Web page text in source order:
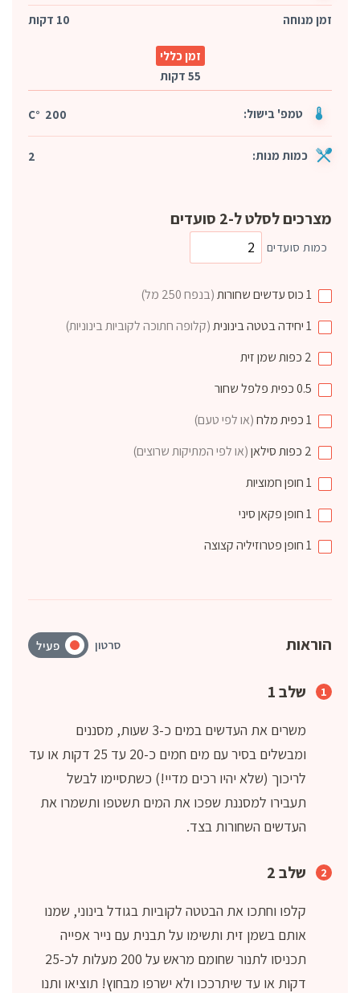
זמן מנוחה 10 דקות
זמן כללי
55 דקות
טמפ' בישול: 200 °C
כמות מנות: 2
מצרכים לסלט ל-2 סועדים
כמות סועדים
1כוסעדשים שחורות(בנפח 250 מל)
1יחידהבטטה בינונית(קלופה חתוכה לקוביות בינוניות)
2 כפותשמן זית
0.5כפיתפלפל שחור
1כפיתמלח(או לפי טעם)
2 כפותסילאן(או לפי המתיקות שרוצים)
1חופןחמוציות
1חופןפקאן סיני
1חופןפטרוזיליה קצוצה
הוראות סרטון פעיל
שלב 1
משרים את העדשים במים כ-3 שעות, מסננים
ומבשלים בסיר עם מים חמים כ-20 עד 25 דקות או עד
לריכוך (שלא יהיו רכים מדיי!) כשתסיימו לבשל
תעבירו למסננת שפכו את המים תשטפו ותשמרו את
העדשים השחורות בצד.
שלב 2
קלפו וחתכו את הבטטה לקוביות בגודל בינוני, שמנו
אותם בשמן זית ותשימו על תבנית עם נייר אפייה
תכניסו לתנור שחומם מראש על 200 מעלות לכ-25
דקות או עד שיתרככו ולא ישרפו מבחוץ! תוציאו ותנו